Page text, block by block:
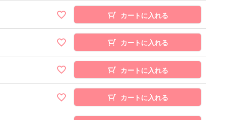
カートに入れる
カートに入れる
カートに入れる
カートに入れる